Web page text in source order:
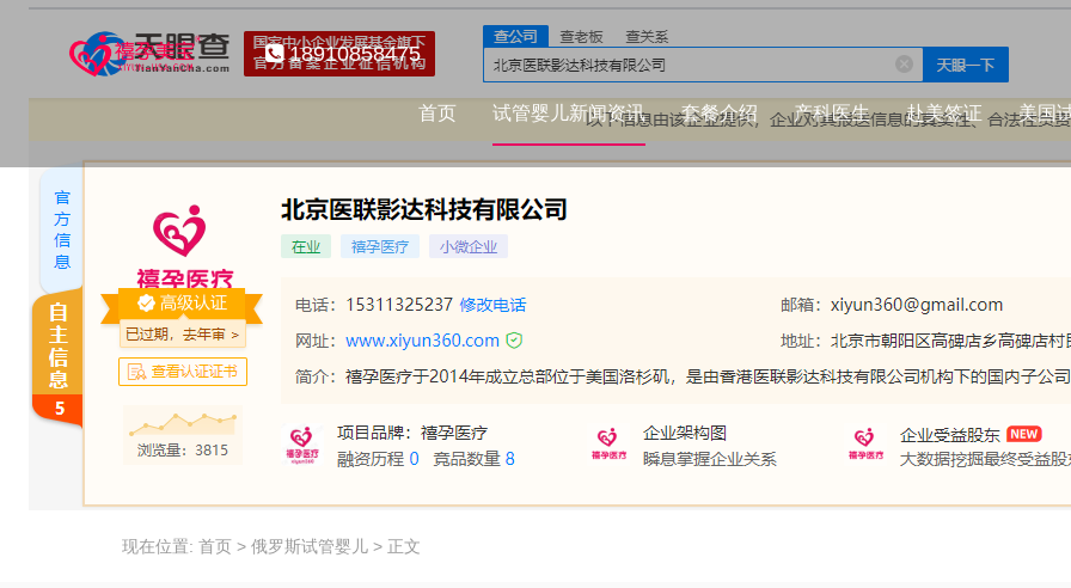
18910858475
首页 试管婴儿新闻资讯 套餐介绍 产科医生 赴美签证 美国
现在位置: 首页 > 俄罗斯试管婴儿 > 正文